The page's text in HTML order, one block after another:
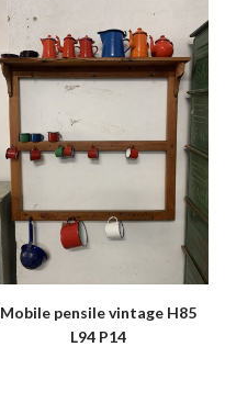
Mobile pensile vintage H85
L94 P14